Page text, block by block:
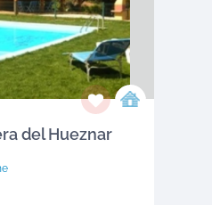
del Hueznar